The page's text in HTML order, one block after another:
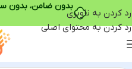
بدون ضامن، بدون
رد کردن به ناوبری
رد کردن به محتوای اصلی